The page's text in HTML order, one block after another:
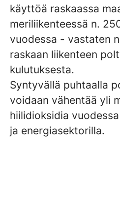
käyttöä raskaassa
meriliikenteessä n.
vuodessa - vastaten
raskaan liikenteen
kulutuksesta.
Syntyvällä puhtaalla
voidaan vähentää yli
hiilidioksidia
ja energiasektorilla.